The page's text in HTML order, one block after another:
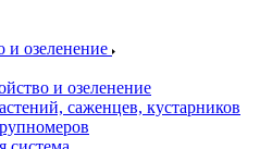
и озеленение
и озеленение
саженцев, кустарников